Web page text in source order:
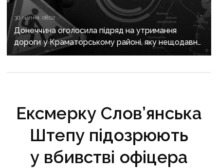
30 липня, 08:02
Донеччина оголосила підряд на утримання
дороги у Краматорському районі, яку нещодавно
вже ремонтували
Ексмерку Слов’янська
Штепу підозрюють
у вбивстві офіцера